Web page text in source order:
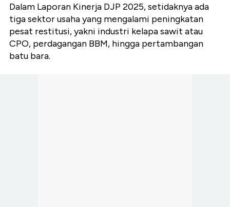
Dalam Laporan Kinerja DJP 2025, setidaknya ada
tiga sektor usaha yang mengalami peningkatan
pesat restitusi, yakni industri kelapa sawit atau
CPO, perdagangan BBM, hingga pertambangan
batu bara.